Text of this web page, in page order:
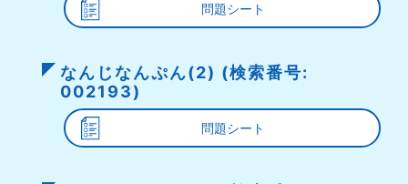
問題シート
なんじなんぷん(2) (検索番号:
002193)
問題シート